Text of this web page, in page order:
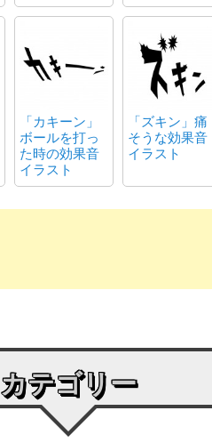
「カキーン」
ボールを打っ
た時の効果音
イラスト
「ズキン」痛
そうな効果音
イラスト
カテゴリー